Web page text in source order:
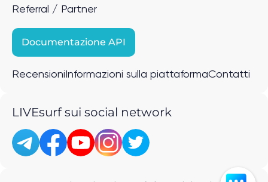
Referral / Partner
Documentazione API
Recensioni Informazioni sulla piattaformaContatti
LIVEsurf sui social network